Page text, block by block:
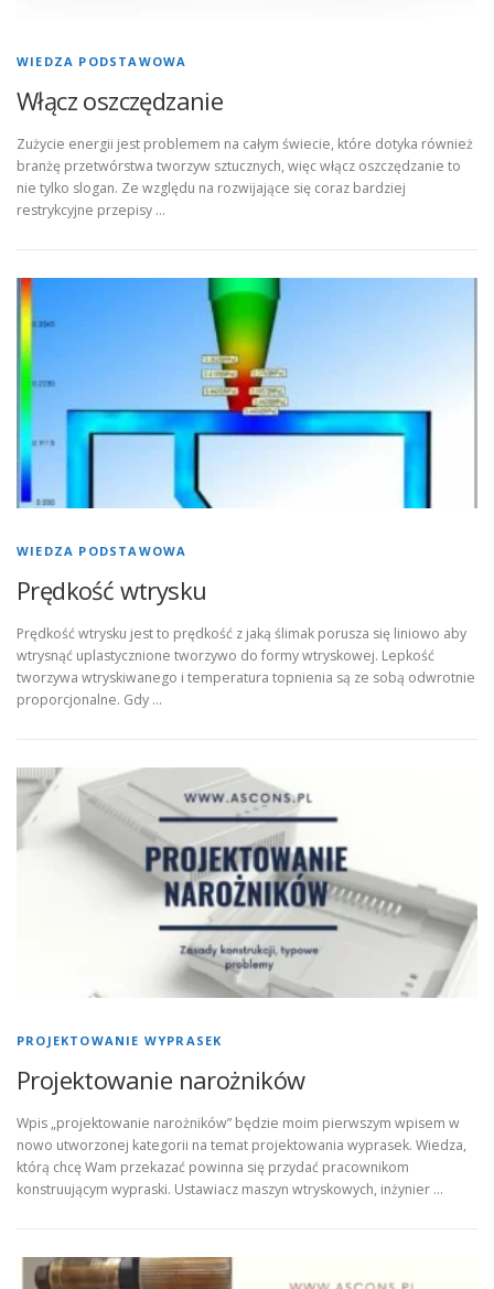
WIEDZA PODSTAWOWA
Włącz oszczędzanie
Zużycie energii jest problemem na całym świecie, które dotyka również
branżę przetwórstwa tworzyw sztucznych, więc włącz oszczędzanie to
nie tylko slogan. Ze względu na rozwijające się coraz bardziej
restrykcyjne przepisy …
WIEDZA PODSTAWOWA
Prędkość wtrysku
Prędkość wtrysku jest to prędkość z jaką ślimak porusza się liniowo aby
wtrysnąć uplastycznione tworzywo do formy wtryskowej. Lepkość
tworzywa wtryskiwanego i temperatura topnienia są ze sobą odwrotnie
proporcjonalne. Gdy …
PROJEKTOWANIE WYPRASEK
Projektowanie narożników
Wpis „projektowanie narożników” będzie moim pierwszym wpisem w
nowo utworzonej kategorii na temat projektowania wyprasek. Wiedza,
którą chcę Wam przekazać powinna się przydać pracownikom
konstruującym wypraski. Ustawiacz maszyn wtryskowych, inżynier …